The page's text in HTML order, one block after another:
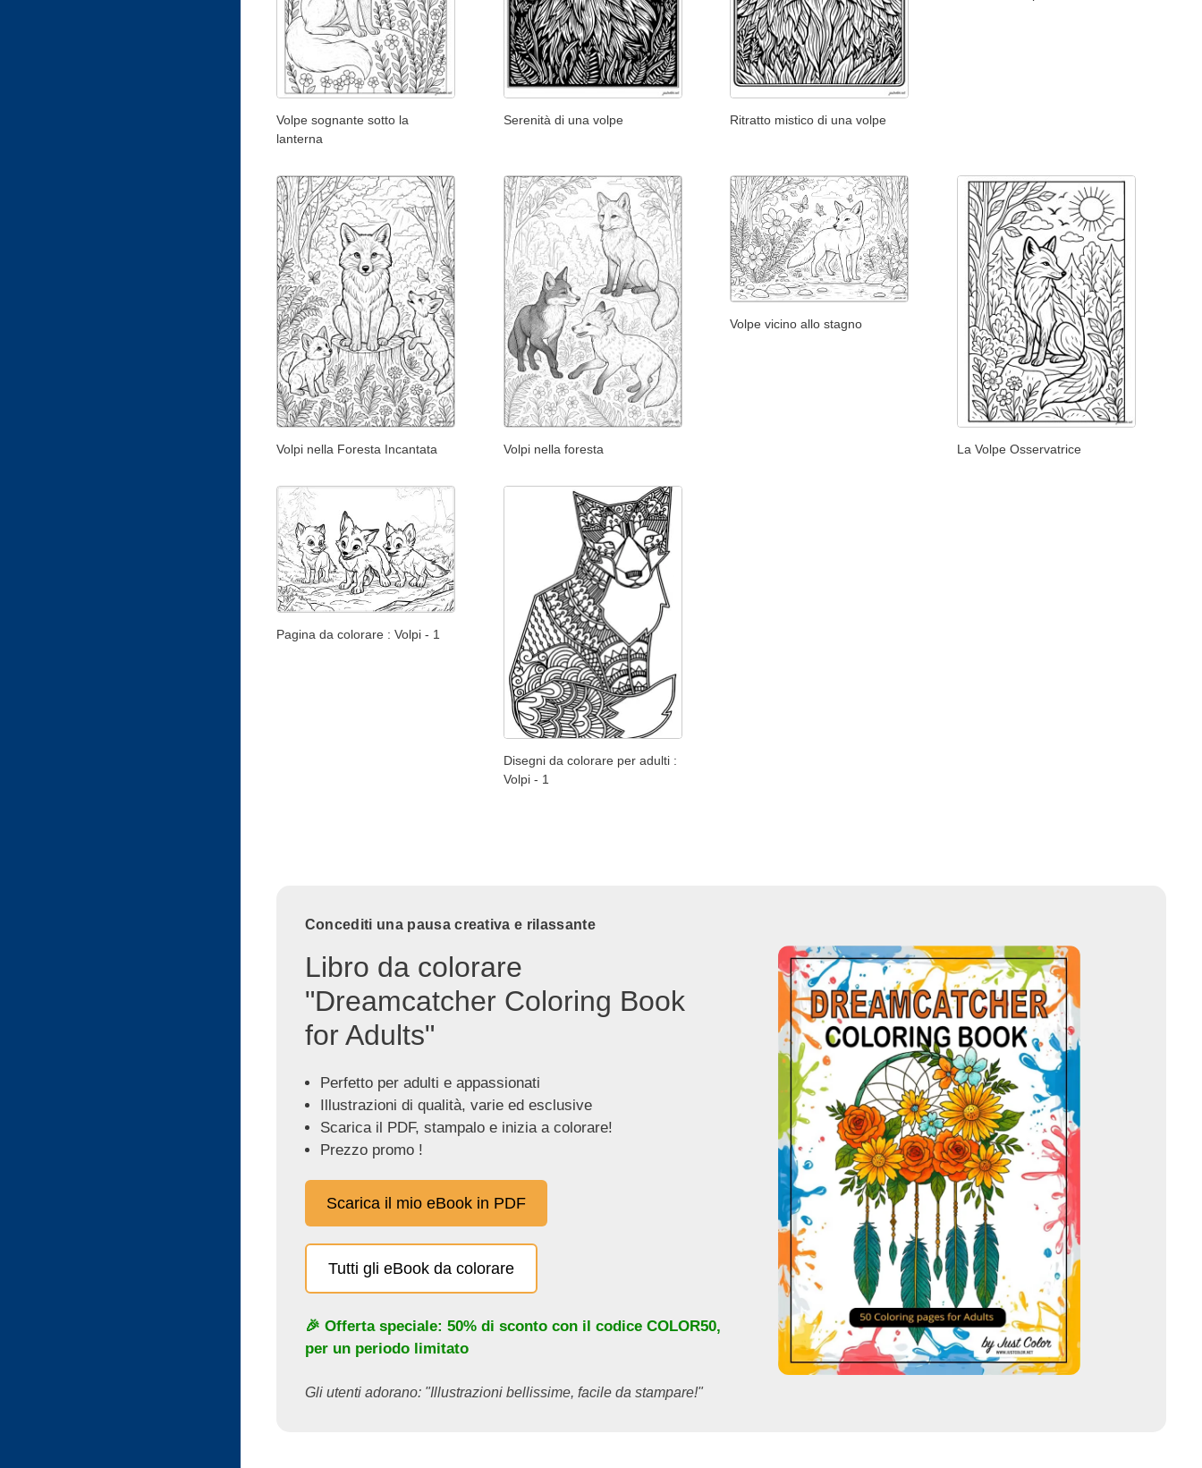
Volpe sognante sotto la
lanterna
Serenità di una volpe Ritratto mistico di una volpe
Volpi nella Foresta Incantata Volpi nella foresta
Volpe vicino allo stagno
La Volpe Osservatrice
Pagina da colorare : Volpi - 1
Disegni da colorare per adulti :
Volpi - 1
Concediti una pausa creativa e rilassante
Libro da colorare
"Dreamcatcher Coloring Book
for Adults"
Perfetto per adulti e appassionati
Illustrazioni di qualità, varie ed esclusive
Scarica il PDF, stampalo e inizia a colorare!
Prezzo promo !
Scarica il mio eBook in PDF
Tutti gli eBook da colorare
🎉 Offerta speciale: 50% di sconto con il codice COLOR50,
per un periodo limitato
Gli utenti adorano: "Illustrazioni bellissime, facile da stampare!"